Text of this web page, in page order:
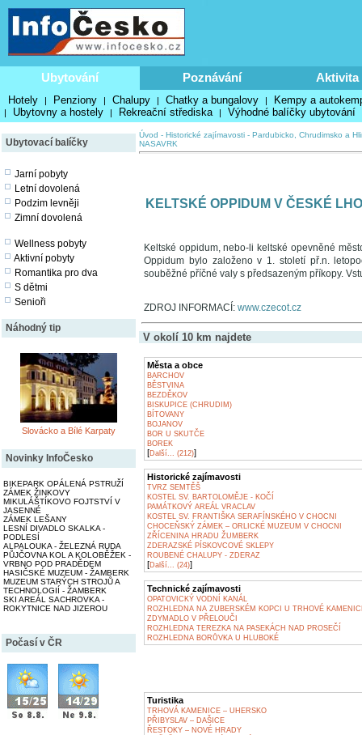
Ubytování Poznávání Aktivita
Hotely | Penziony | Chalupy | Chatky a bungalovy | Kempy a
| Ubytovny a hostely | Rekreační střediska | Výhodné balíčky ubytování
Ubytovací balíčky
Jarní pobyty
Letní dovolená
Podzim levněji
Zimní dovolená
Wellness pobyty
Aktivní pobyty
Romantika pro dva
S dětmi
Senioři
Náhodný tip
Slovácko a Bílé Karpaty
Novinky InfoČesko
BIKEPARK OPÁLENÁ PSTRUŽÍ
ZÁMEK ŽINKOVY
MIKULÁŠTÍKOVO FOJTSTVÍ V
JASENNÉ
ZÁMEK LEŠANY
LESNÍ DIVADLO SKALKA -
PODLESÍ
ALPALOUKA - ŽELEZNÁ RUDA
PŮJČOVNA KOL A KOLOBĚŽEK -
VRBNO POD PRADĚDEM
HASIČSKÉ MUZEUM - ŽAMBERK
MUZEUM STARÝCH STROJŮ A
TECHNOLOGIÍ - ŽAMBERK
SKI AREÁL SACHROVKA -
ROKYTNICE NAD JIZEROU
Počasí v ČR
Úvod - Historické zajímavosti - Pardubicko, Chrudimsko a
NASAVRK
KELTSKÉ OPPIDUM V ČESKÉ
Keltské oppidum, nebo-li keltské opevněné
Oppidum bylo založeno v 1. století př.n.
souběžné příčné valy s předsazeným příkopy.
ZDROJ INFORMACÍ: www.czecot.cz
V okolí 10 km najdete
Města a obce
BARCHOV
BĚSTVINA
BEZDĚKOV
BISKUPICE (CHRUDIM)
BÍTOVANY
BOJANOV
BOR U SKUTČE
BOREK
[Další... (212)]
Historické zajímavosti
TVRZ SEMTĚŠ
KOSTEL SV. BARTOLOMĚJE - KOČÍ
PAMÁTKOVÝ AREÁL VRACLAV
KOSTEL SV. FRANTIŠKA SERAFÍNSKÉHO V CHOCNI
CHOCEŇSKÝ ZÁMEK – ORLICKÉ MUZEUM V CHOCNI
ZŘÍCENINA HRADU ŽUMBERK
ZDERAZSKÉ PÍSKOVCOVÉ SKLEPY
ROUBENÉ CHALUPY - ZDERAZ
[Další... (24)]
Technické zajímavosti
OPATOVICKÝ VODNÍ KANÁL
ROZHLEDNA NA ZUBERSKÉM KOPCI U TRHOVÉ
ZDYMADLO V PŘELOUČI
ROZHLEDNA TEREZKA NA PASEKÁCH NAD PROSEČÍ
ROZHLEDNA BORŮVKA U HLUBOKÉ
Turistika
TRHOVÁ KAMENICE – UHERSKO
PŘIBYSLAV – DAŠICE
ŘESTOKY – NOVÉ HRADY